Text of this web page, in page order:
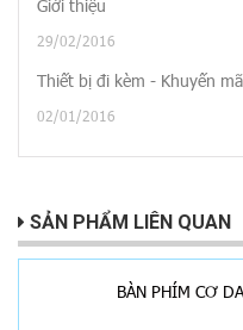
Giới thiệu
29/02/2016
Thiết bị đi kèm - Khuyến
02/01/2016
SẢN PHẨM LIÊN QUAN
BÀN PHÍM CƠ